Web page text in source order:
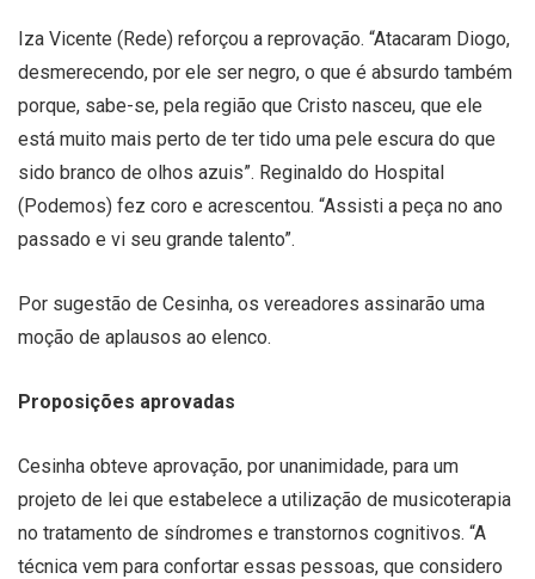
Iza Vicente (Rede) reforçou a reprovação. “Atacaram Diogo,
desmerecendo, por ele ser negro, o que é absurdo também
porque, sabe-se, pela região que Cristo nasceu, que ele
está muito mais perto de ter tido uma pele escura do que
sido branco de olhos azuis”. Reginaldo do Hospital
(Podemos) fez coro e acrescentou. “Assisti a peça no ano
passado e vi seu grande talento”.
Por sugestão de Cesinha, os vereadores assinarão uma
moção de aplausos ao elenco.
Proposições aprovadas
Cesinha obteve aprovação, por unanimidade, para um
projeto de lei que estabelece a utilização de musicoterapia
no tratamento de síndromes e transtornos cognitivos. “A
técnica vem para confortar essas pessoas, que considero